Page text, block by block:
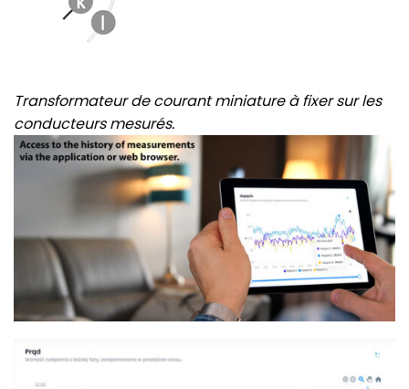
Transformateur de courant miniature à fixer sur les
conducteurs mesurés.